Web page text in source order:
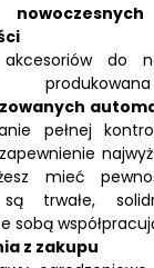
akcesoriów do
pełnej
mieć
trwałe,
sobą
z zakupu